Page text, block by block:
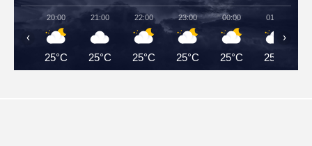
20:00
25°C
21:00
25°C
22:00
25°C
23:00
25°C
00:00
25°C
01:00
25°C
‹ ›